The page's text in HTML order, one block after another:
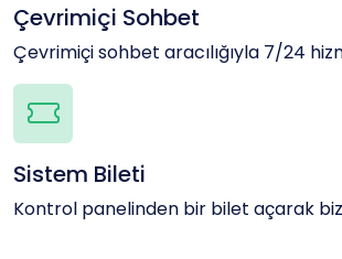
Çevrimiçi Sohbet
Çevrimiçi sohbet aracılığıyla 7/24
Sistem Bileti
Kontrol panelinden bir bilet açarak